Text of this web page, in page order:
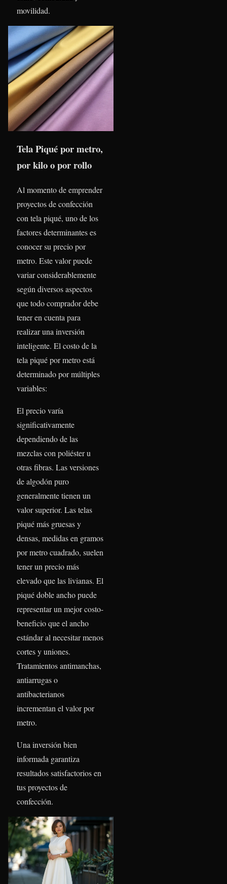
movilidad.
Tela Piqué por metro,
por kilo o por rollo
Al momento de emprender
proyectos de confección
con tela piqué, uno de los
factores determinantes es
conocer su precio por
metro. Este valor puede
variar considerablemente
según diversos aspectos
que todo comprador debe
tener en cuenta para
realizar una inversión
inteligente. El costo de la
tela piqué por metro está
determinado por múltiples
variables:
El precio varía
significativamente
dependiendo de las
mezclas con poliéster u
otras fibras. Las versiones
de algodón puro
generalmente tienen un
valor superior. Las telas
piqué más gruesas y
densas, medidas en gramos
por metro cuadrado, suelen
tener un precio más
elevado que las livianas. El
piqué doble ancho puede
representar un mejor costo-
beneficio que el ancho
estándar al necesitar menos
cortes y uniones.
Tratamientos antimanchas,
antiarrugas o
antibacterianos
incrementan el valor por
metro.
Una inversión bien
informada garantiza
resultados satisfactorios en
tus proyectos de
confección.